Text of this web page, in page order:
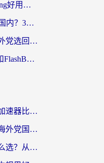
海外党必看：云极和Bling好用吗？3分钟教你选对回国加速器
从澳门用什么VPN访问国内？3个实用标准帮你避开坑，无缝刷剧听歌
穿梭和银河哪个好？海外党选回国加速器的避坑指南，附番茄加速器实测体验
海外党必看：ChickCN和FlashBack好用吗？3招教你选对回国加速器（附云极、HomeCN、斧牛vs艾果对比）
英国玩双生视界用什么加速器比较好？海外党亲测有效的国服游戏加速方案
泰国怎么玩傲世西游？海外党国服游戏加速终极攻略（附光明大陆量子特攻实测）
国外光明大陆加速器怎么选？从卡顿到丝滑的终极指南（含德国玩走开外星人墨西哥玩俄罗斯方块技巧）